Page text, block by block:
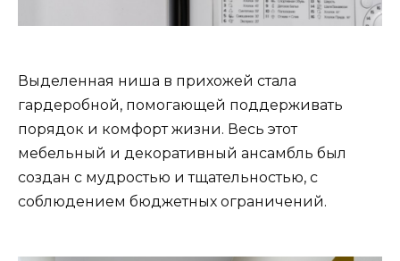
Выделенная ниша в прихожей стала
гардеробной, помогающей поддерживать
порядок и комфорт жизни. Весь этот
мебельный и декоративный ансамбль был
создан с мудростью и тщательностью, с
соблюдением бюджетных ограничений.